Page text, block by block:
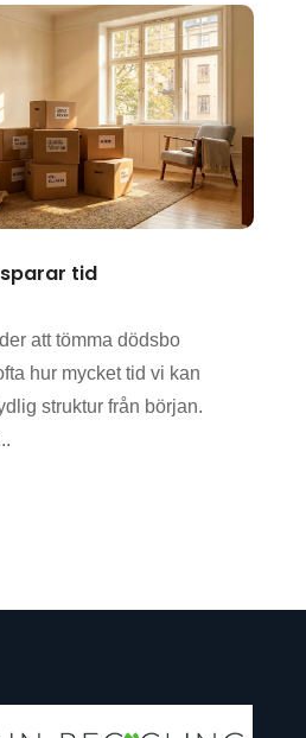
tid
att tömma dödsbo
hur mycket tid vi kan
struktur från början.